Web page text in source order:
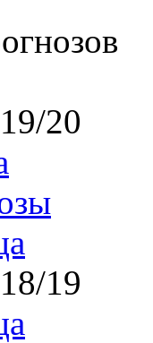
20
19